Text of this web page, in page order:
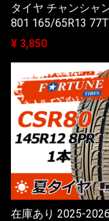
タイヤ チャンシャ
801 165/65R13 77T
¥ 3,850
在庫あり 2025-